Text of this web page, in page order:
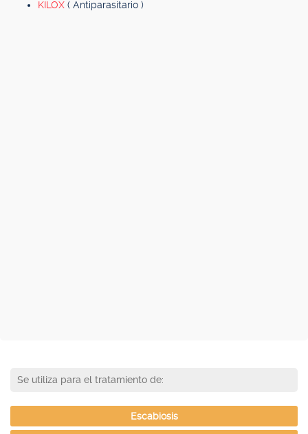
KILOX ( Antiparasitario )
Se utiliza para el tratamiento de:
Escabiosis